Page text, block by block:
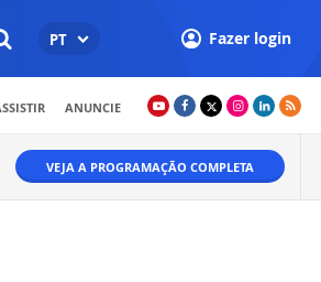
PT Fazer login
ANUNCIE
VEJA A PROGRAMAÇÃO COMPLETA